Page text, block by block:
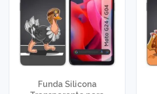
Funda Silicona